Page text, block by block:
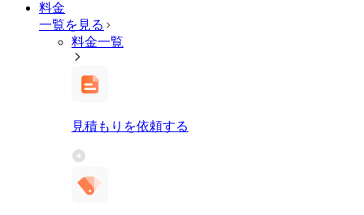
料金
一覧を見る
料金一覧
見積もりを依頼する